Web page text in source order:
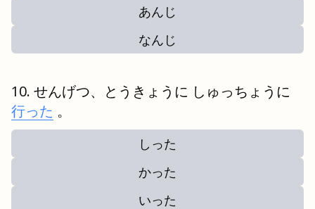
あんじ
なんじ
せんげつ、とうきょうに しゅっちょうに
行った 。
しった
かった
いった